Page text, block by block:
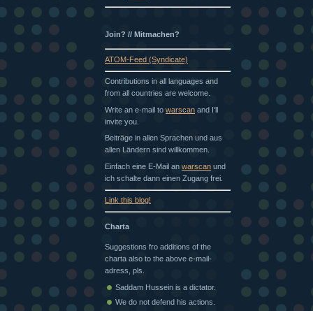
Join? // Mitmachen?
ATOM-Feed (Syndicate)
Contributions in all languages and
from all countries are welcome.
Write an e-mail to warscan and I'll
invite you.
Beiträge in allen Sprachen und aus
allen Ländern sind willkommen.
Einfach eine E-Mail an warscan und
ich schalte dann einen Zugang frei.
Link this blog!
Charta
Suggestions fro additions of the
charta also to the above e-mail-
adress, pls.
Saddam Hussein is a dictator.
We do not defend his actions.